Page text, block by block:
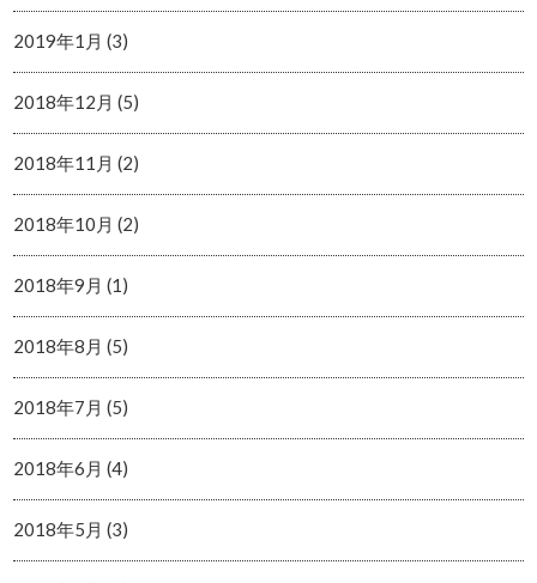
2019年1月 (3)
2018年12月 (5)
2018年11月 (2)
2018年10月 (2)
2018年9月 (1)
2018年8月 (5)
2018年7月 (5)
2018年6月 (4)
2018年5月 (3)